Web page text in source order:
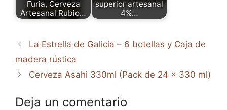
Furia, Cerveza
Artesanal Rubio…
superior artesanal
4%…
La Estrella de Galicia – 6 botellas y Caja de
madera rústica
Cerveza Asahi 330ml (Pack de 24 x 330 ml)
Deja un comentario